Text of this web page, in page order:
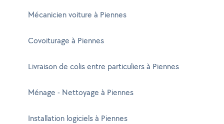
Mécanicien voiture à Piennes
Covoiturage à Piennes
Livraison de colis entre particuliers à Piennes
Ménage - Nettoyage à Piennes
Installation logiciels à Piennes